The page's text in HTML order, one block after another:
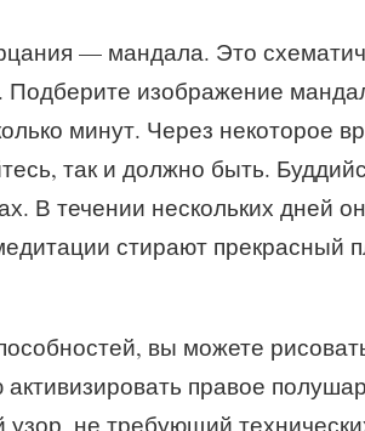
— мандала. Это
Подберите изображение
минут. Через некоторое
так и должно быть.
В течении нескольких дней
стирают прекрасный
вы можете
правое
не требующий